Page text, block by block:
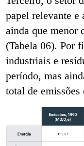
papel relevante e
ainda que menor
(Tabela 06). Por
industriais e
período, mas
total de emissões